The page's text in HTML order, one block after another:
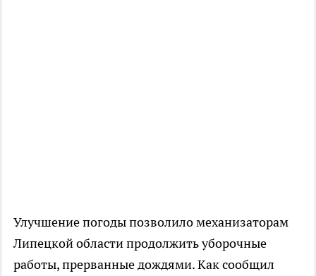
Улучшение погоды позволило механизаторам
Липецкой области продолжить уборочные
работы, прерванные дождями. Как сообщил